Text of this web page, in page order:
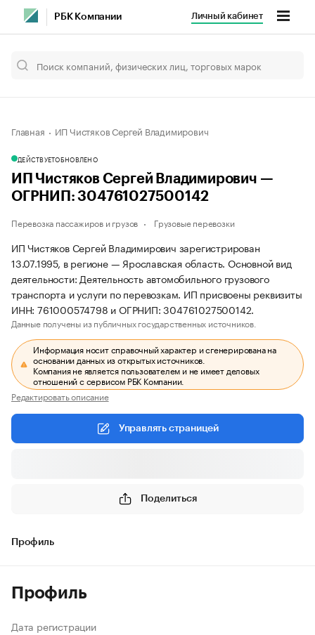
РБК Компании Личный кабинет
Главная ИП Чистяков Сергей Владимирович
ДЕЙСТВУЕТОБНОВЛЕНО
ИП Чистяков Сергей Владимирович —
ОГРНИП: 304761027500142
Перевозка пассажиров и грузов Грузовые перевозки
ИП Чистяков Сергей Владимирович зарегистрирован
13.07.1995, в регионе — Ярославская область. Основной вид
деятельности: Деятельность автомобильного грузового
транспорта и услуги по перевозкам. ИП присвоены реквизиты
ИНН: 761000574798 и ОГРНИП: 304761027500142.
Данные получены из публичных государственных источников.
Информация носит справочный характер и сгенерирована на
основании данных из открытых источников.
Компания не является пользователем и не имеет деловых
отношений с сервисом РБК Компании.
Редактировать описание
Управлять страницей
Поделиться
Профиль
Профиль
Дата регистрации